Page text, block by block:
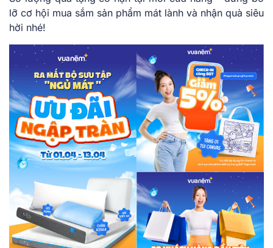
lỡ cơ hội mua sắm sản phẩm mát lành và nhận quà siêu
hời nhé!